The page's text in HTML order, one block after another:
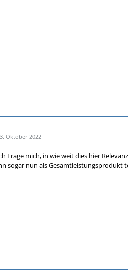
Oktober 2022
Frage mich, in wie weit dies hier
sogar nun als Gesamtleistungsprodukt